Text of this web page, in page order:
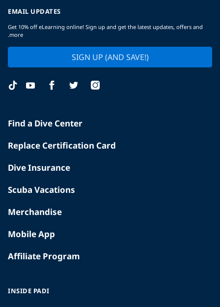
EMAIL UPDATES
Get 10% off eLearning online! Sign up and get the latest updates, offers and
more.
SIGN UP (AND SAVE!)
Find a Dive Center
Replace Certification Card
Dive Insurance
Scuba Vacations
Merchandise
Mobile App
Affiliate Program
INSIDE PADI